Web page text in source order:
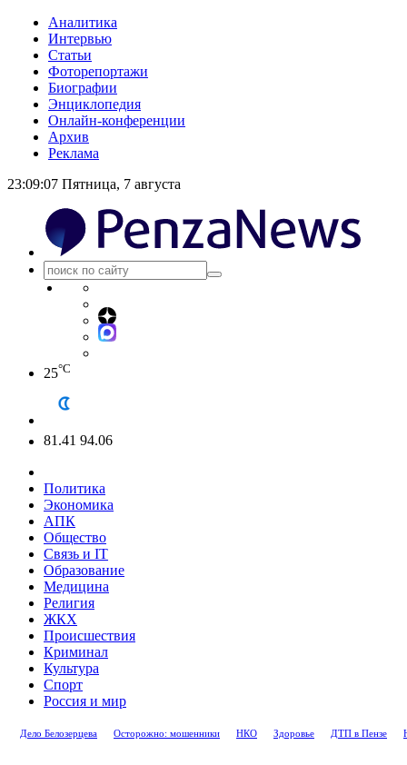
Аналитика
Интервью
Статьи
Фоторепортажи
Биографии
Энциклопедия
Онлайн-конференции
Архив
Реклама
23:09:08 Пятница, 7 августа
25°C
81.41 94.06
Политика
Экономика
АПК
Общество
Связь и IT
Образование
Медицина
Религия
ЖКХ
Происшествия
Криминал
Культура
Спорт
Россия и мир
Дело Белозерцева Осторожно: мошенники НКО Здоровье ДТП в Пензе